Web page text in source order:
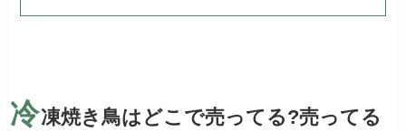
冷凍焼き鳥はどこで売ってる?売ってる